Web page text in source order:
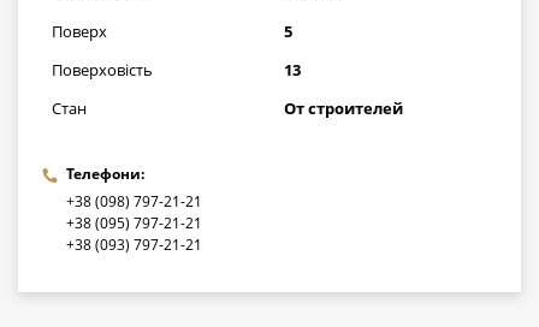
Поверх
5
Поверховість
13
Стан
От строителей
Телефони:
+38 (098) 797-21-21
+38 (095) 797-21-21
+38 (093) 797-21-21